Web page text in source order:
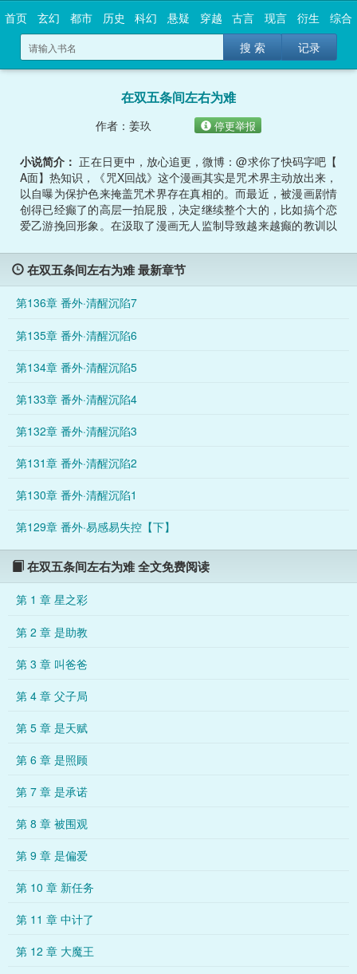
首页 玄幻 都市 历史 科幻 悬疑 穿越 古言 现言 衍生
综合
搜 索
记录
在双五条间左右为难
作者：姜玖 停更举报
小说简介： 正在日更中，放心追更，微博：@求你了快码字吧【
A面】热知识，《咒X回战》这个漫画其实是咒术界主动放出来，
以自曝为保护色来掩盖咒术界存在真相的。而最近，被漫画剧情
创得已经癫了的高层一拍屁股，决定继续整个大的，比如搞个恋
爱乙游挽回形象。在汲取了漫画无人监制导致越来越癫的教训以
咒术师。从此，她开启了白天和老师同学们阳光向上，吐槽漫画
，殴打咒灵，满头大汗。晚上回去在游戏里和老师同学们阴暗爬
行，到处修罗，努力端水，满♂头♂大♂汉的双重生活。她感觉再
这样下去自己要精神**了。偏偏某白毛教师还在乐此不疲地刺激
恋爱进度怎么样呀”，简直让人当场扣出魔仙堡。芙洛拉：“试图
条的同学，现在马上要在老师和夏油老师面前掉马审判，触发隐
国外拍马赶到想要取我狗命。我不敢继续玩，老师请不要再问了
挚友吗？好伤心哦。”芙洛拉：“那都怪这该死的游戏没有分线啊
后来在一次执行任务中，她一时失手，被特级咒物关进去具象化
真了。等她好不容易从这个“只有好好学习，将这5t悟透才能出去
像还是没有消失。因为她的老师很不对劲。【B面】特级咒物，
绪联系最深的人。在吞噬了芙洛拉以后，吞生半界的诅咒感染印
记也出现在了五条猫猫手上。从此以后，他的意识似乎也与咒物
空间里另一个自己联系在了一起，全程感同身受经历着芙洛拉所
经历的一切。她会隔着那个虚假的幻象叫他“悟”，会无比自然地
牵他的手，会贴在他耳边说话再轻轻吻他。时间越长，他共享到
的记忆与触感越多，感染的印记就越深，伴随着一些古怪到接近
扭曲的念头也逐渐滋生出来。直到有一天——纯情DK18：她好
可爱，好想亲一下
在双五条间左右为难 最新章节
第136章 番外·清醒沉陷7
第135章 番外·清醒沉陷6
第134章 番外·清醒沉陷5
第133章 番外·清醒沉陷4
第132章 番外·清醒沉陷3
第131章 番外·清醒沉陷2
第130章 番外·清醒沉陷1
第129章 番外·易感易失控【下】
在双五条间左右为难 全文免费阅读
第 1 章 星之彩
第 2 章 是助教
第 3 章 叫爸爸
第 4 章 父子局
第 5 章 是天赋
第 6 章 是照顾
第 7 章 是承诺
第 8 章 被围观
第 9 章 是偏爱
第 10 章 新任务
第 11 章 中计了
第 12 章 大魔王